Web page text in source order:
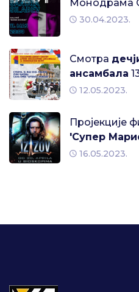
Монодрама
30.04.2023.
Смотра
ансамбала
12.05.2023.
Пројекције
'Супер
16.05.2023.